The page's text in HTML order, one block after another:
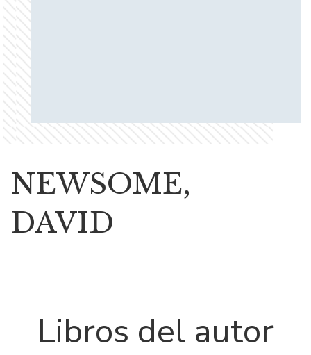
NEWSOME,
DAVID
Libros del autor